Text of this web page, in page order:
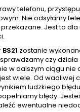
telefonu,
Nie odsyłamy
Jest to
zostanie
czy działa
w dalszym ciągu nie
wiele. Od wadliwej
ludzkiego
błędy.
ewentualne